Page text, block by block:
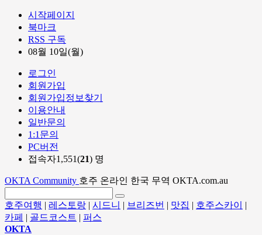
시작페이지
북마크
RSS 구독
08월 10일(월)
로그인
회원가입
회원가입정보찾기
이용안내
일반문의
1:1문의
PC버전
접속자1,551(21) 명
OKTA Community 호주 온라인 한국 무역 OKTA.com.au
호주여행 | 레스토랑 | 시드니 | 브리즈번 | 맛집 | 호주스카이
|
카페 | 골드코스트 | 퍼스
OKTA